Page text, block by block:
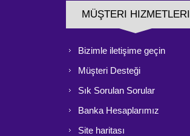
MÜŞTERI HIZMETLERI
Bizimle iletişime geçin
Müşteri Desteği
Sık Sorulan Sorular
Banka Hesaplarımız
Site haritası